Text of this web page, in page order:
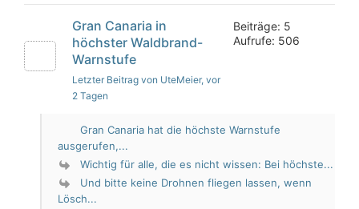
Gran Canaria in
höchster Waldbrand-
Warnstufe
Letzter Beitrag von UteMeier, vor
2 Tagen
Beiträge: 5
Aufrufe: 506
Gran Canaria hat die höchste Warnstufe
ausgerufen,...
Wichtig für alle, die es nicht wissen: Bei höchste...
Und bitte keine Drohnen fliegen lassen, wenn
Lösch...